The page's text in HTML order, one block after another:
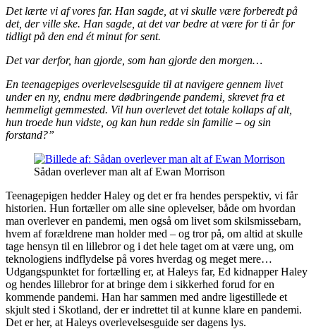
Det lærte vi af vores far. Han sagde, at vi skulle være forberedt på
det, der ville ske. Han sagde, at det var bedre at være for ti år for
tidligt på den end ét minut for sent.
Det var derfor, han gjorde, som han gjorde den morgen…
En teenagepiges overlevelsesguide til at navigere gennem livet
under en ny, endnu mere dødbringende pandemi, skrevet fra et
hemmeligt gemmested. Vil hun overlevet det totale kollaps af alt,
hun troede hun vidste, og kan hun redde sin familie – og sin
forstand?”
Sådan overlever man alt af Ewan Morrison
Teenagepigen hedder Haley og det er fra hendes perspektiv, vi får
historien. Hun fortæller om alle sine oplevelser, både om hvordan
man overlever en pandemi, men også om livet som skilsmissebarn,
hvem af forældrene man holder med – og tror på, om altid at skulle
tage hensyn til en lillebror og i det hele taget om at være ung, om
teknologiens indflydelse på vores hverdag og meget mere…
Udgangspunktet for fortælling er, at Haleys far, Ed kidnapper Haley
og hendes lillebror for at bringe dem i sikkerhed forud for en
kommende pandemi. Han har sammen med andre ligestillede et
skjult sted i Skotland, der er indrettet til at kunne klare en pandemi.
Det er her, at Haleys overlevelsesguide ser dagens lys.